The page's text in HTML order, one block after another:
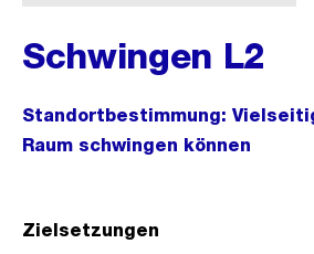
Schwingen L2
Standortbestimmung:
Raum schwingen können
Zielsetzungen